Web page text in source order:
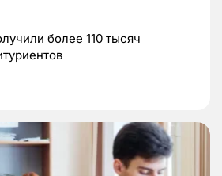
более 110 тысяч